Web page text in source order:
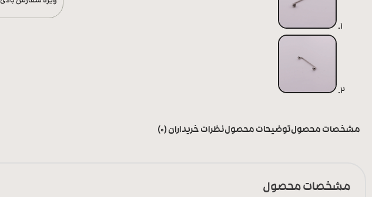
مشخصات محصولتوضیحات محصولنظرات خریداران (0)
مشخصات محصول